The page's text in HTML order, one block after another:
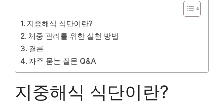
지중해식 식단이란?
체중 관리를 위한 실천 방법
결론
자주 묻는 질문 Q&A
지중해식 식단이란?